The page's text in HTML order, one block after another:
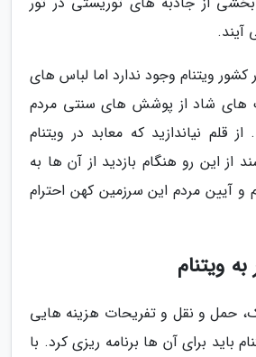
آیند.
ویتنام وجود ندارد اما لباس های
های شاد از پوشش های سنتی مردم
قلم نیاندازید که معابد در ویتنام
از این رو هنگام بازدید از آن ها به
آیین مردم این سرزمین کهن احترام
ویتنام
حمل و نقل و تفریحات هزینه هایی
باید برای آن ها برنامه ریزی کرد. با